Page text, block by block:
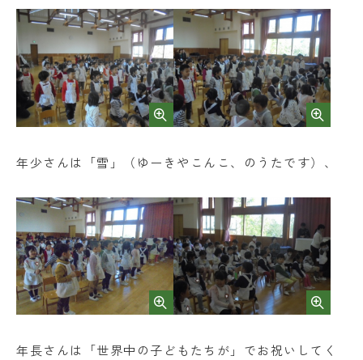
学校法人日出学園
日出学園中学校・高等学校
日出学園同窓会 ひので会 瑞穂会
このサイトについて
年少さんは「雪」（ゆーきやこんこ、のうたです）、
年長さんは「世界中の子どもたちが」でお祝いしてく